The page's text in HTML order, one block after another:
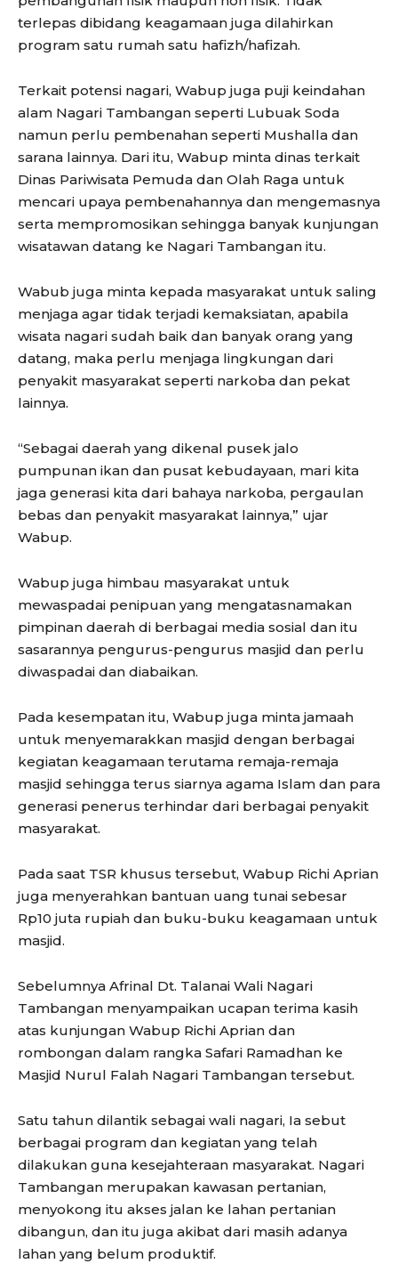
terlepas dibidang keagamaan juga dilahirkan
program satu rumah satu hafizh/hafizah.
Terkait potensi nagari, Wabup juga puji keindahan
alam Nagari Tambangan seperti Lubuak Soda
namun perlu pembenahan seperti Mushalla dan
sarana lainnya. Dari itu, Wabup minta dinas terkait
Dinas Pariwisata Pemuda dan Olah Raga untuk
mencari upaya pembenahannya dan mengemasnya
serta mempromosikan sehingga banyak kunjungan
wisatawan datang ke Nagari Tambangan itu.
Wabub juga minta kepada masyarakat untuk saling
menjaga agar tidak terjadi kemaksiatan, apabila
wisata nagari sudah baik dan banyak orang yang
datang, maka perlu menjaga lingkungan dari
penyakit masyarakat seperti narkoba dan pekat
lainnya.
“Sebagai daerah yang dikenal pusek jalo
pumpunan ikan dan pusat kebudayaan, mari kita
jaga generasi kita dari bahaya narkoba, pergaulan
bebas dan penyakit masyarakat lainnya,” ujar
Wabup.
Wabup juga himbau masyarakat untuk
mewaspadai penipuan yang mengatasnamakan
pimpinan daerah di berbagai media sosial dan itu
sasarannya pengurus-pengurus masjid dan perlu
diwaspadai dan diabaikan.
Pada kesempatan itu, Wabup juga minta jamaah
untuk menyemarakkan masjid dengan berbagai
kegiatan keagamaan terutama remaja-remaja
masjid sehingga terus siarnya agama Islam dan para
generasi penerus terhindar dari berbagai penyakit
masyarakat.
Pada saat TSR khusus tersebut, Wabup Richi Aprian
juga menyerahkan bantuan uang tunai sebesar
Rp10 juta rupiah dan buku-buku keagamaan untuk
masjid.
Sebelumnya Afrinal Dt. Talanai Wali Nagari
Tambangan menyampaikan ucapan terima kasih
atas kunjungan Wabup Richi Aprian dan
rombongan dalam rangka Safari Ramadhan ke
Masjid Nurul Falah Nagari Tambangan tersebut.
Satu tahun dilantik sebagai wali nagari, Ia sebut
berbagai program dan kegiatan yang telah
dilakukan guna kesejahteraan masyarakat. Nagari
Tambangan merupakan kawasan pertanian,
menyokong itu akses jalan ke lahan pertanian
dibangun, dan itu juga akibat dari masih adanya
lahan yang belum produktif.